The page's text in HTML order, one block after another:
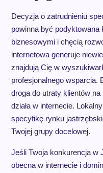
Decyzja o zatrudnieniu
powinna być
biznesowymi i chęcią
internetowa generuje
znajdują Cię w
profesjonalnego wsparcia.
droga do utraty klientów
działa w internecie.
specyfikę rynku
Twojej grupy docelowej.
Jeśli Twoja konkurencja w
obecna w internecie i